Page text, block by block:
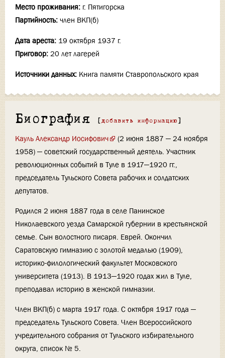
Место проживания: г. Пятигорска
Партийность: член ВКП(б)
Дата ареста: 19 октября 1937 г.
Приговор: 20 лет лагерей
Источники данных: Книга памяти Ставропольского края
Биография [ добавить информацию ]
Кауль Александр Иосифович
(2 июня 1887 — 24 ноября
1958) — советский государственный деятель. Участник
революционных событий в Туле в 1917—1920 гг.,
председатель Тульского Совета рабочих и солдатских
депутатов.
Родился 2 июня 1887 года в селе Панинское
Николаевского уезда Самарской губернии в крестьянской
семье. Сын волостного писаря. Еврей. Окончил
Саратовскую гимназию с золотой медалью (1909),
историко-филологический факультет Московского
университета (1913). В 1913—1920 годах жил в Туле,
преподавал историю в женской гимназии.
Член ВКП(б) с марта 1917 года. С октября 1917 года —
председатель Тульского Совета. Член Всероссийского
учредительного собрания от Тульского избирательного
округа, список № 5.